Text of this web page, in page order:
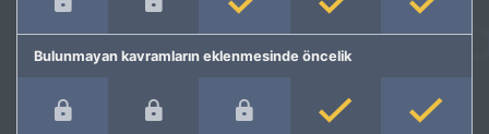
Bulunmayan kavramların eklenmesinde öncelik